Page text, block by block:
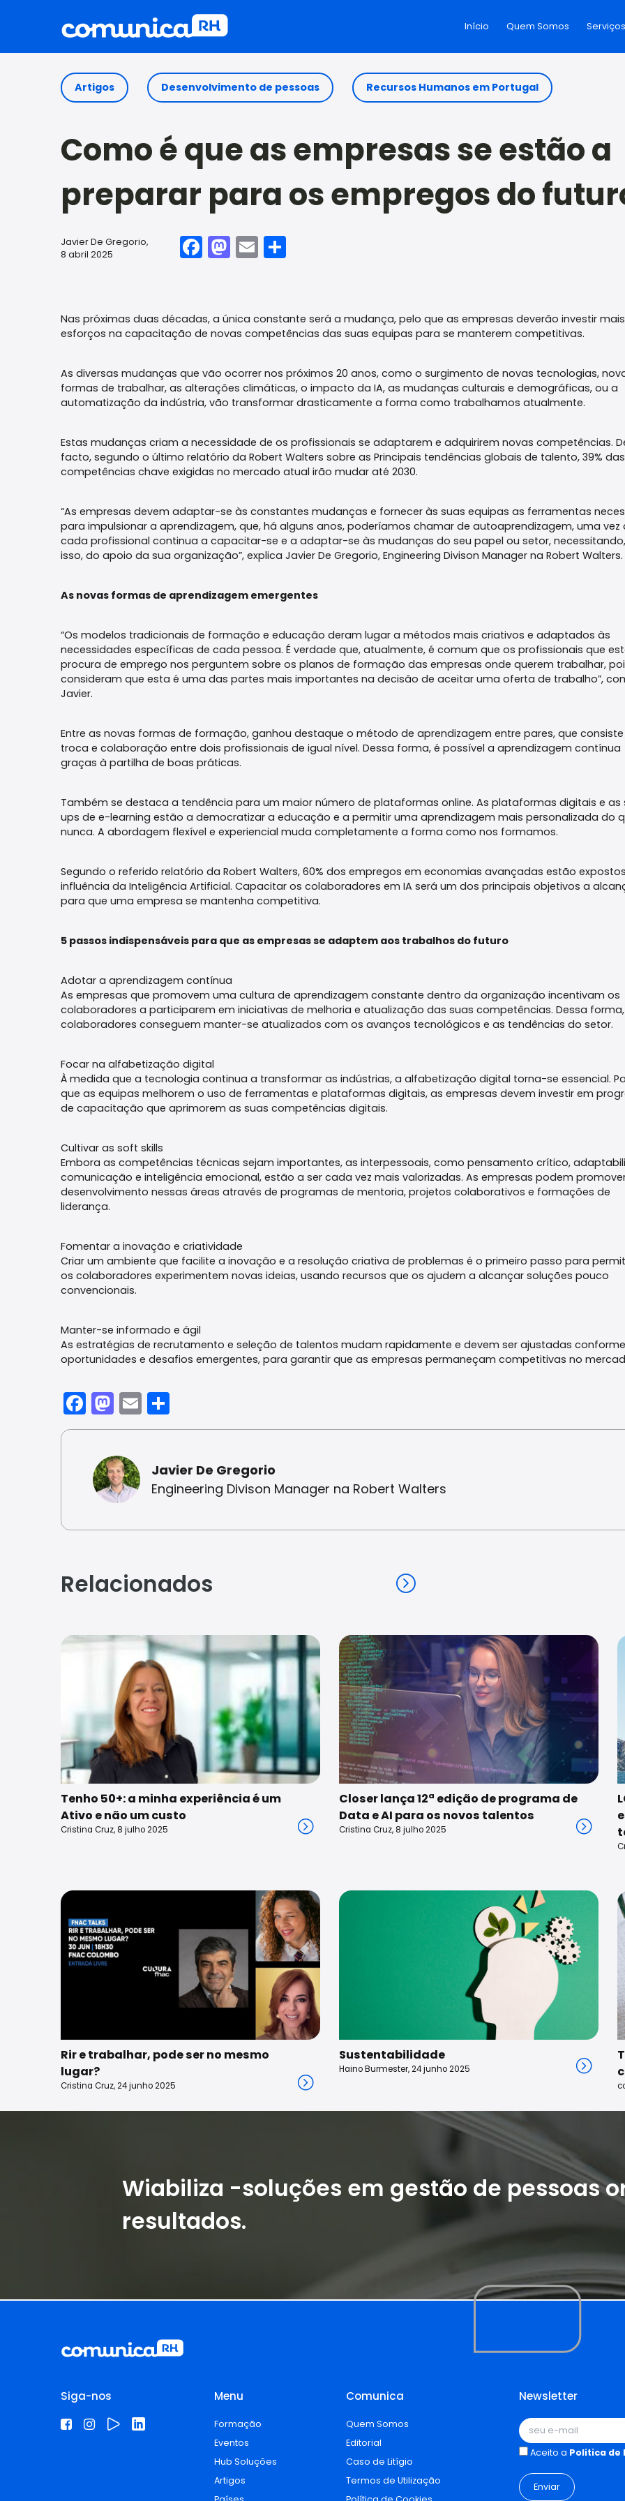
Início Quem Somos Serviços
Artigos Desenvolvimento de pessoas Recursos Humanos em Portugal
Como é que as empresas se estão a
preparar para os empregos do
Javier De Gregorio,
8 abril 2025
Facebook
Mastodon
EmailShare
Nas próximas duas décadas, a única constante será a mudança, pelo que as empresas deverão investir mais
esforços na capacitação de novas competências das suas equipas para se manterem competitivas.
As diversas mudanças que vão ocorrer nos próximos 20 anos, como o surgimento de novas tecnologias,
formas de trabalhar, as alterações climáticas, o impacto da IA, as mudanças culturais e demográficas, ou a
automatização da indústria, vão transformar drasticamente a forma como trabalhamos atualmente.
Estas mudanças criam a necessidade de os profissionais se adaptarem e adquirirem novas competências.
facto, segundo o último relatório da Robert Walters sobre as Principais tendências globais de talento, 39% das
competências chave exigidas no mercado atual irão mudar até 2030.
“As empresas devem adaptar-se às constantes mudanças e fornecer às suas equipas as ferramentas
para impulsionar a aprendizagem, que, há alguns anos, poderíamos chamar de autoaprendizagem, uma vez
cada profissional continua a capacitar-se e a adaptar-se às mudanças do seu papel ou setor,
isso, do apoio da sua organização”, explica Javier De Gregorio, Engineering Divison Manager na Robert Walters.
As novas formas de aprendizagem emergentes
“Os modelos tradicionais de formação e educação deram lugar a métodos mais criativos e adaptados às
necessidades específicas de cada pessoa. É verdade que, atualmente, é comum que os profissionais que
procura de emprego nos perguntem sobre os planos de formação das empresas onde querem trabalhar,
consideram que esta é uma das partes mais importantes na decisão de aceitar uma oferta de trabalho”,
Javier.
Entre as novas formas de formação, ganhou destaque o método de aprendizagem entre pares, que
troca e colaboração entre dois profissionais de igual nível. Dessa forma, é possível a aprendizagem contínua
graças à partilha de boas práticas.
Também se destaca a tendência para um maior número de plataformas online. As plataformas digitais e
ups de e-learning estão a democratizar a educação e a permitir uma aprendizagem mais personalizada do
nunca. A abordagem flexível e experiencial muda completamente a forma como nos formamos.
Segundo o referido relatório da Robert Walters, 60% dos empregos em economias avançadas estão
influência da Inteligência Artificial. Capacitar os colaboradores em IA será um dos principais objetivos a
para que uma empresa se mantenha competitiva.
5 passos indispensáveis para que as empresas se adaptem aos trabalhos do futuro
Adotar a aprendizagem contínua
As empresas que promovem uma cultura de aprendizagem constante dentro da organização incentivam os
colaboradores a participarem em iniciativas de melhoria e atualização das suas competências. Dessa
colaboradores conseguem manter-se atualizados com os avanços tecnológicos e as tendências do setor.
Focar na alfabetização digital
À medida que a tecnologia continua a transformar as indústrias, a alfabetização digital torna-se essencial.
que as equipas melhorem o uso de ferramentas e plataformas digitais, as empresas devem investir em
de capacitação que aprimorem as suas competências digitais.
Cultivar as soft skills
Embora as competências técnicas sejam importantes, as interpessoais, como pensamento crítico,
comunicação e inteligência emocional, estão a ser cada vez mais valorizadas. As empresas podem
desenvolvimento nessas áreas através de programas de mentoria, projetos colaborativos e formações de
liderança.
Fomentar a inovação e criatividade
Criar um ambiente que facilite a inovação e a resolução criativa de problemas é o primeiro passo para
os colaboradores experimentem novas ideias, usando recursos que os ajudem a alcançar soluções pouco
convencionais.
Manter-se informado e ágil
As estratégias de recrutamento e seleção de talentos mudam rapidamente e devem ser ajustadas
oportunidades e desafios emergentes, para garantir que as empresas permaneçam competitivas no
Facebook
Mastodon
Email
Javier De Gregorio
Engineering Divison Manager na Robert Walters
Relacionados
Tenho 50+: a minha experiência é um
Ativo e não um custo
Cristina Cruz, 8 julho 2025
Closer lança 12ª edição de programa de
Data e AI para os novos talentos
Cristina Cruz, 8 julho 2025
Rir e trabalhar, pode ser no mesmo
lugar?
Cristina Cruz, 24 junho 2025
Sustentabilidade
Haino Burmester, 24 junho 2025
Wiabiliza -soluções em gestão de pessoas
resultados.
Siga-nos Menu
Formação
Eventos
Hub Soluções
Artigos
Comunica
Quem Somos
Editorial
Caso de Litígio
Termos de Utilização
Newsletter
Aceito a Politica de